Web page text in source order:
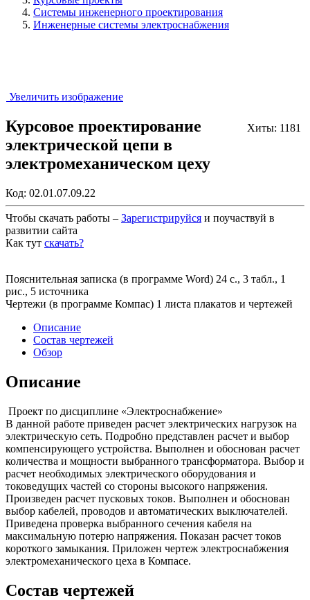
Системы инженерного проектирования
Инженерные системы электроснабжения
Увеличить изображение
Хиты: 1181
Курсовое проектирование
электрической цепи в
электромеханическом цеху
Код: 02.01.07.09.22
Чтобы скачать работы – Зарегистрируйся и поучаствуй в
развитии сайта
Как тут скачать?
Пояснительная записка (в программе Word) 24 с., 3 табл., 1
рис., 5 источника
Чертежи (в программе Компас) 1 листа плакатов и чертежей
Описание
Состав чертежей
Обзор
Описание
Проект по дисциплине «Электроснабжение»
В данной работе приведен расчет электрических нагрузок на
электрическую сеть. Подробно представлен расчет и выбор
компенсирующего устройства. Выполнен и обоснован расчет
количества и мощности выбранного трансформатора. Выбор и
расчет необходимых электрического оборудования и
токоведущих частей со стороны высокого напряжения.
Произведен расчет пусковых токов. Выполнен и обоснован
выбор кабелей, проводов и автоматических выключателей.
Приведена проверка выбранного сечения кабеля на
максимальную потерю напряжения. Показан расчет токов
короткого замыкания. Приложен чертеж электроснабжения
электромеханического цеха в Компасе.
Состав чертежей